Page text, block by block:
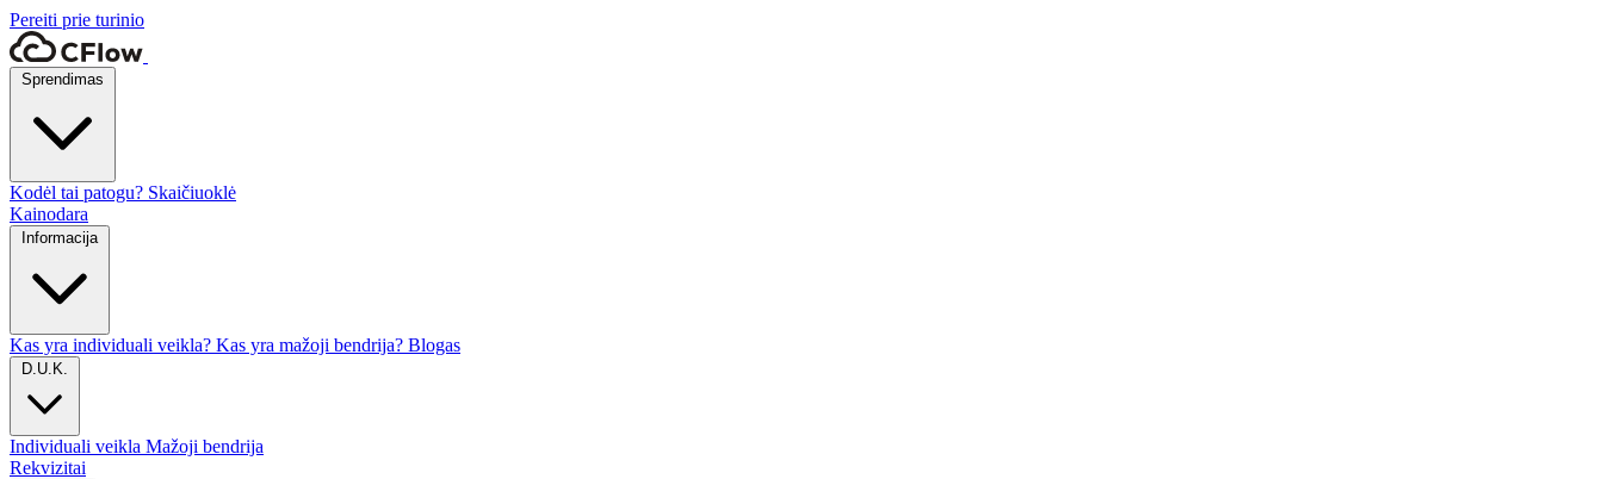
Pereiti prie turinio
Sprendimas
Kodėl tai patogu? Skaičiuoklė
Kainodara
Informacija
Kas yra individuali veikla? Kas yra mažoji bendrija? Blogas
D.U.K.
Individuali veikla Mažoji bendrija
Rekvizitai